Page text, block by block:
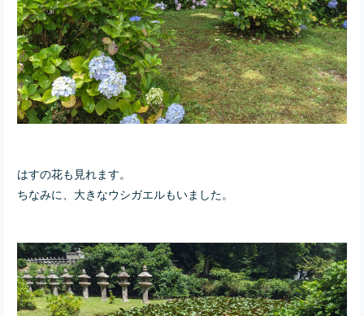
はすの花も見れます。
ちなみに、大きなウシガエルもいました。